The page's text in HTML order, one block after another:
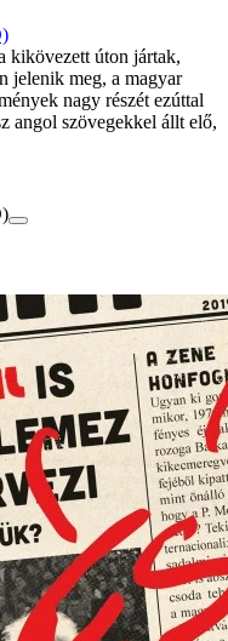
kikövezett úton jártak,
jelenik meg, a magyar
nagy részét ezúttal
angol szövegekkel állt elő,